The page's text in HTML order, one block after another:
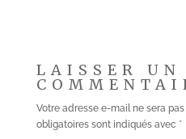
LAISSER UN
Votre adresse e-mail ne sera
obligatoires sont indiqués avec *